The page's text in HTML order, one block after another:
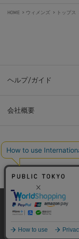
HOME > ウィメンズ > トップス
ヘルプ/ガイド
会社概要
当サイトはクッキー
の一部の機能および、
プライバシーポリシーは